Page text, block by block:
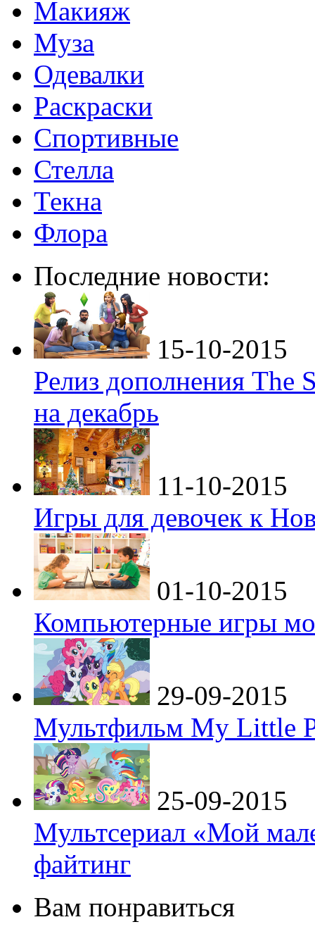
Макияж
Муза
Одевалки
Раскраски
Спортивные
Стелла
Текна
Флора
Последние новости:
15-10-2015
Релиз дополнения The
на декабрь
11-10-2015
Игры для девочек к
01-10-2015
Компьютерные игры
29-09-2015
Мультфильм My Little
25-09-2015
Мультсериал «Мой
файтинг
Вам понравиться